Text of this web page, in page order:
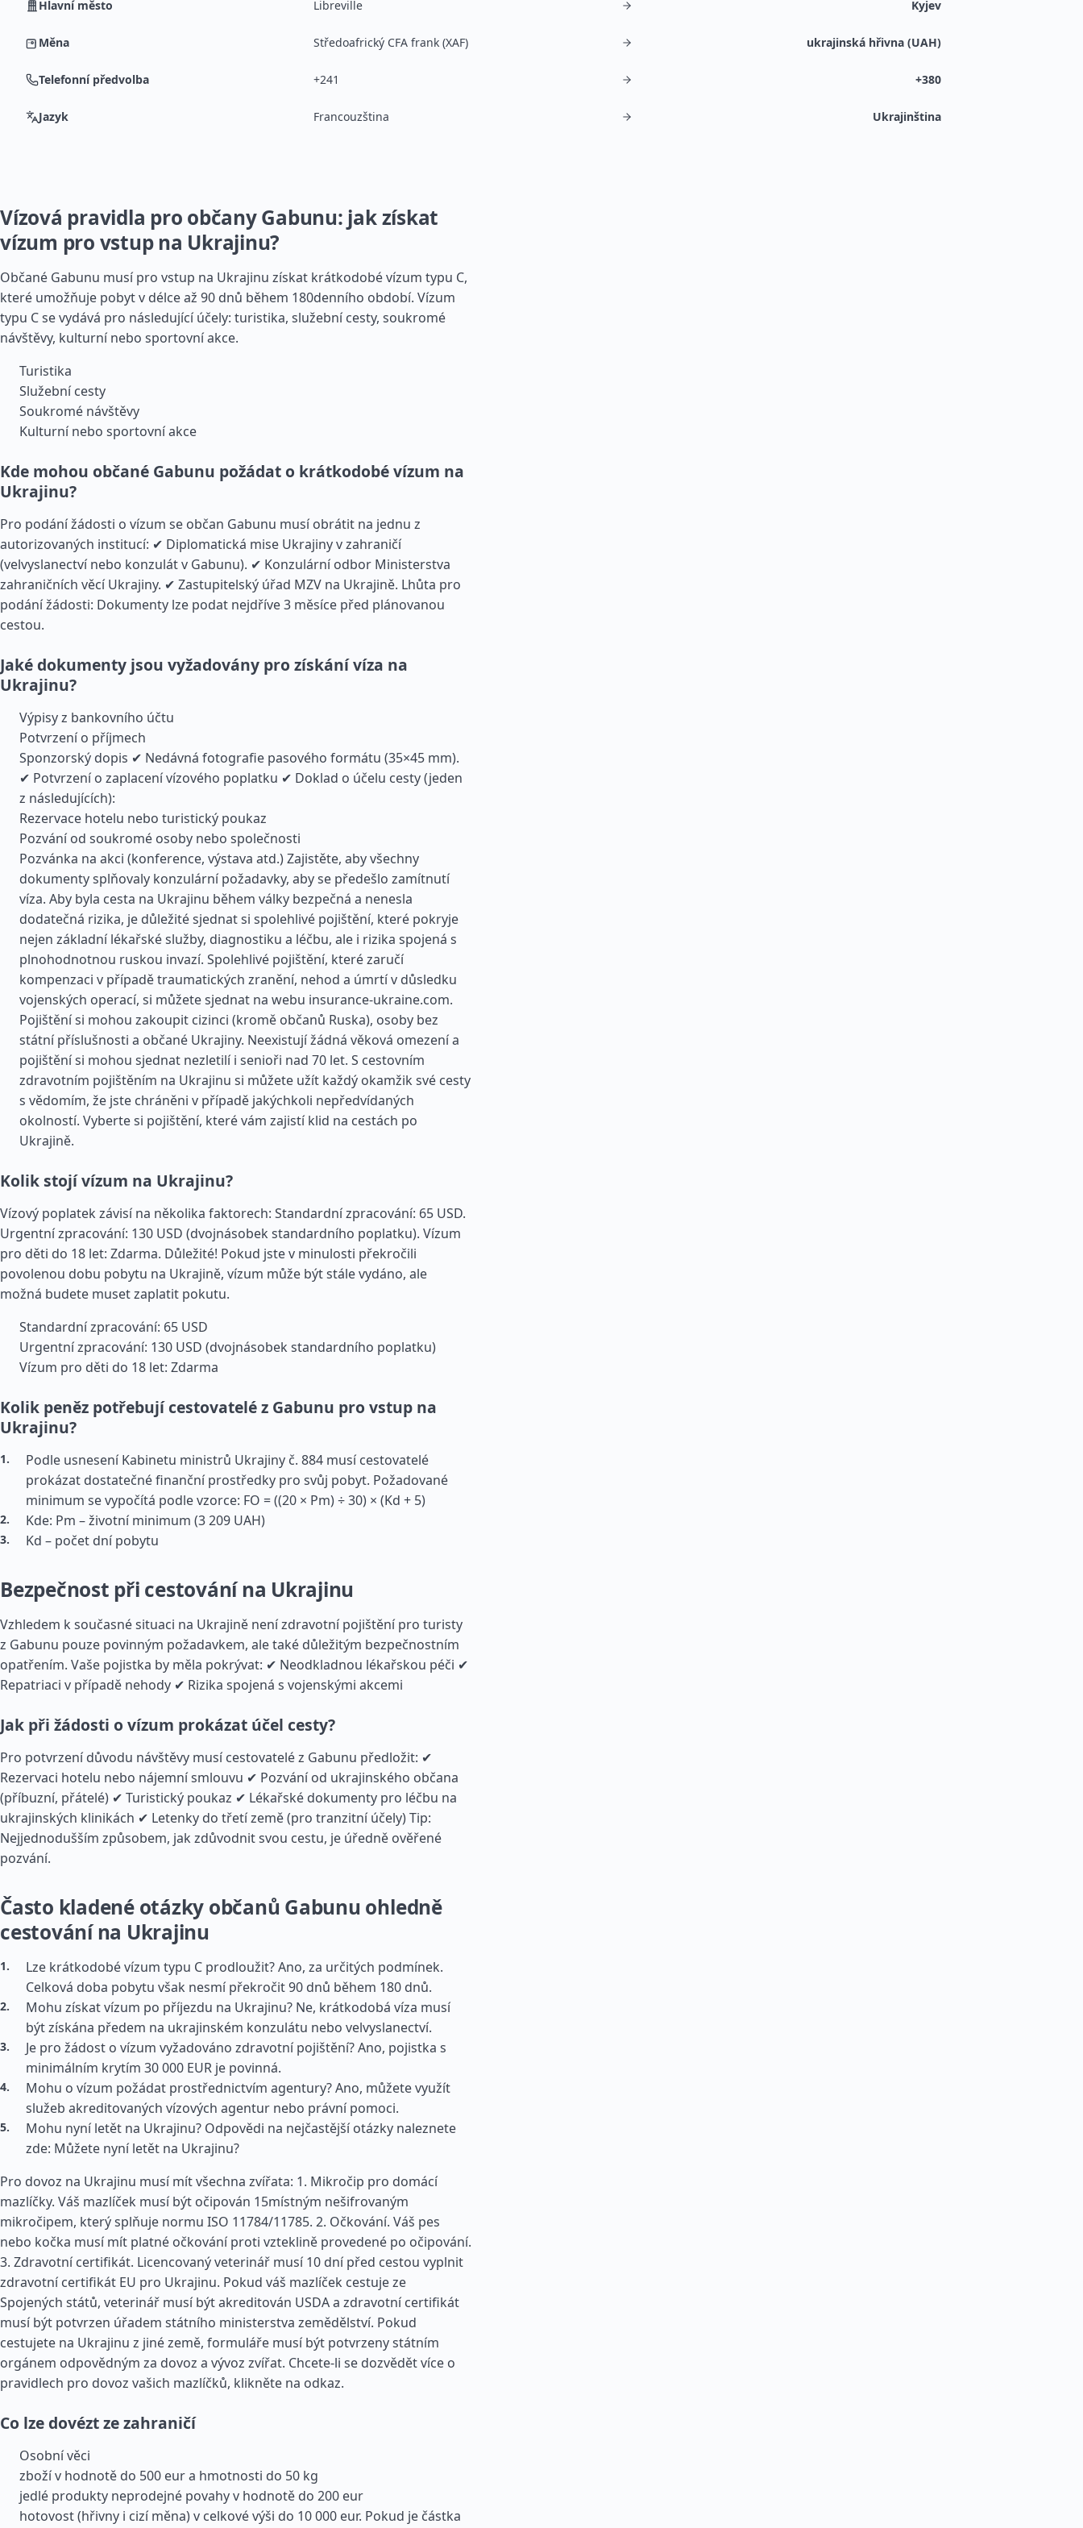
Hlavní město Libreville Kyjev
Měna Středoafrický CFA frank (XAF) ukrajinská hřivna (UAH)
Telefonní předvolba +241 +380
Jazyk Francouzština Ukrajinština
Vízová pravidla pro občany Gabunu: jak získat
vízum pro vstup na Ukrajinu?
Občané Gabunu musí pro vstup na Ukrajinu získat krátkodobé vízum typu C,
které umožňuje pobyt v délce až 90 dnů během 180denního období. Vízum
typu C se vydává pro následující účely: turistika, služební cesty, soukromé
návštěvy, kulturní nebo sportovní akce.
Turistika
Služební cesty
Soukromé návštěvy
Kulturní nebo sportovní akce
Kde mohou občané Gabunu požádat o krátkodobé vízum na
Ukrajinu?
Pro podání žádosti o vízum se občan Gabunu musí obrátit na jednu z
autorizovaných institucí: ✔ Diplomatická mise Ukrajiny v zahraničí
(velvyslanectví nebo konzulát v Gabunu). ✔ Konzulární odbor Ministerstva
zahraničních věcí Ukrajiny. ✔ Zastupitelský úřad MZV na Ukrajině. Lhůta pro
podání žádosti: Dokumenty lze podat nejdříve 3 měsíce před plánovanou
cestou.
Jaké dokumenty jsou vyžadovány pro získání víza na
Ukrajinu?
Výpisy z bankovního účtu
Potvrzení o příjmech
Sponzorský dopis ✔ Nedávná fotografie pasového formátu (35×45 mm).
✔ Potvrzení o zaplacení vízového poplatku ✔ Doklad o účelu cesty (jeden
z následujících):
Rezervace hotelu nebo turistický poukaz
Pozvání od soukromé osoby nebo společnosti
Pozvánka na akci (konference, výstava atd.) Zajistěte, aby všechny
dokumenty splňovaly konzulární požadavky, aby se předešlo zamítnutí
víza. Aby byla cesta na Ukrajinu během války bezpečná a nenesla
dodatečná rizika, je důležité sjednat si spolehlivé pojištění, které pokryje
nejen základní lékařské služby, diagnostiku a léčbu, ale i rizika spojená s
plnohodnotnou ruskou invazí. Spolehlivé pojištění, které zaručí
kompenzaci v případě traumatických zranění, nehod a úmrtí v důsledku
vojenských operací, si můžete sjednat na webu insurance-ukraine.com.
Pojištění si mohou zakoupit cizinci (kromě občanů Ruska), osoby bez
státní příslušnosti a občané Ukrajiny. Neexistují žádná věková omezení a
pojištění si mohou sjednat nezletilí i senioři nad 70 let. S cestovním
zdravotním pojištěním na Ukrajinu si můžete užít každý okamžik své cesty
s vědomím, že jste chráněni v případě jakýchkoli nepředvídaných
okolností. Vyberte si pojištění, které vám zajistí klid na cestách po
Ukrajině.
Kolik stojí vízum na Ukrajinu?
Vízový poplatek závisí na několika faktorech: Standardní zpracování: 65 USD.
Urgentní zpracování: 130 USD (dvojnásobek standardního poplatku). Vízum
pro děti do 18 let: Zdarma. Důležité! Pokud jste v minulosti překročili
povolenou dobu pobytu na Ukrajině, vízum může být stále vydáno, ale
možná budete muset zaplatit pokutu.
Standardní zpracování: 65 USD
Urgentní zpracování: 130 USD (dvojnásobek standardního poplatku)
Vízum pro děti do 18 let: Zdarma
Kolik peněz potřebují cestovatelé z Gabunu pro vstup na
Ukrajinu?
Podle usnesení Kabinetu ministrů Ukrajiny č. 884 musí cestovatelé
prokázat dostatečné finanční prostředky pro svůj pobyt. Požadované
minimum se vypočítá podle vzorce: FO = ((20 × Pm) ÷ 30) × (Kd + 5)
Kde: Pm – životní minimum (3 209 UAH)
Kd – počet dní pobytu
Bezpečnost při cestování na Ukrajinu
Vzhledem k současné situaci na Ukrajině není zdravotní pojištění pro turisty
z Gabunu pouze povinným požadavkem, ale také důležitým bezpečnostním
opatřením. Vaše pojistka by měla pokrývat: ✔ Neodkladnou lékařskou péči ✔
Repatriaci v případě nehody ✔ Rizika spojená s vojenskými akcemi
Jak při žádosti o vízum prokázat účel cesty?
Pro potvrzení důvodu návštěvy musí cestovatelé z Gabunu předložit: ✔
Rezervaci hotelu nebo nájemní smlouvu ✔ Pozvání od ukrajinského občana
(příbuzní, přátelé) ✔ Turistický poukaz ✔ Lékařské dokumenty pro léčbu na
ukrajinských klinikách ✔ Letenky do třetí země (pro tranzitní účely) Tip:
Nejjednodušším způsobem, jak zdůvodnit svou cestu, je úředně ověřené
pozvání.
Často kladené otázky občanů Gabunu ohledně
cestování na Ukrajinu
Lze krátkodobé vízum typu C prodloužit? Ano, za určitých podmínek.
Celková doba pobytu však nesmí překročit 90 dnů během 180 dnů.
Mohu získat vízum po příjezdu na Ukrajinu? Ne, krátkodobá víza musí
být získána předem na ukrajinském konzulátu nebo velvyslanectví.
Je pro žádost o vízum vyžadováno zdravotní pojištění? Ano, pojistka s
minimálním krytím 30 000 EUR je povinná.
Mohu o vízum požádat prostřednictvím agentury? Ano, můžete využít
služeb akreditovaných vízových agentur nebo právní pomoci.
Mohu nyní letět na Ukrajinu? Odpovědi na nejčastější otázky naleznete
zde: Můžete nyní letět na Ukrajinu?
Pro dovoz na Ukrajinu musí mít všechna zvířata: 1. Mikročip pro domácí
mazlíčky. Váš mazlíček musí být očipován 15místným nešifrovaným
mikročipem, který splňuje normu ISO 11784/11785. 2. Očkování. Váš pes
nebo kočka musí mít platné očkování proti vzteklině provedené po očipování.
3. Zdravotní certifikát. Licencovaný veterinář musí 10 dní před cestou vyplnit
zdravotní certifikát EU pro Ukrajinu. Pokud váš mazlíček cestuje ze
Spojených států, veterinář musí být akreditován USDA a zdravotní certifikát
musí být potvrzen úřadem státního ministerstva zemědělství. Pokud
cestujete na Ukrajinu z jiné země, formuláře musí být potvrzeny státním
orgánem odpovědným za dovoz a vývoz zvířat. Chcete-li se dozvědět více o
pravidlech pro dovoz vašich mazlíčků, klikněte na odkaz.
Co lze dovézt ze zahraničí
Osobní věci
zboží v hodnotě do 500 eur a hmotnosti do 50 kg
jedlé produkty neprodejné povahy v hodnotě do 200 eur
hotovost (hřivny i cizí měna) v celkové výši do 10 000 eur. Pokud je částka